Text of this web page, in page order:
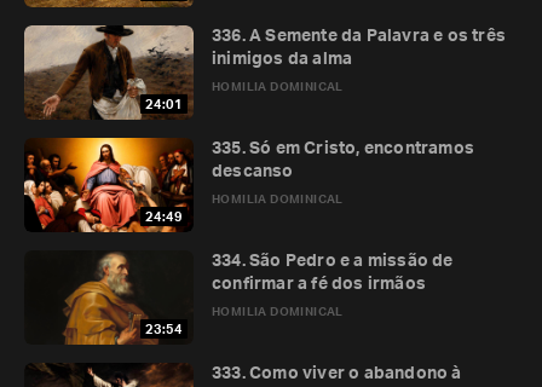
24:01
HOMILIA DOMINICAL
336. A Semente da Palavra e os três
inimigos da alma
24:49
HOMILIA DOMINICAL
335. Só em Cristo, encontramos
descanso
23:54
HOMILIA DOMINICAL
334. São Pedro e a missão de
confirmar a fé dos irmãos
333. Como viver o abandono à